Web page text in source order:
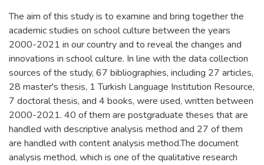
The aim of this study is to examine and bring together the
academic studies on school culture between the years
2000-2021 in our country and to reveal the changes and
innovations in school culture. In line with the data collection
sources of the study, 67 bibliographies, including 27 articles,
28 master's thesis, 1 Turkish Language Institution Resource,
7 doctoral thesis, and 4 books, were used, written between
2000-2021. 40 of them are postgraduate theses that are
handled with descriptive analysis method and 27 of them
are handled with content analysis method.The document
analysis method, which is one of the qualitative research